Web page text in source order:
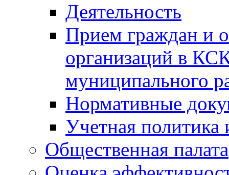
Деятельность
Прием граждан и
организаций в
муниципального
Нормативные
Учетная политика
Общественная палата